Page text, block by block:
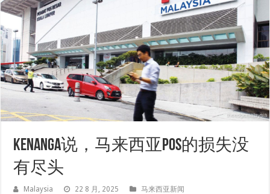
Kenanga说，马来西亚POS的损失没
有尽头
Malaysia 22 8 月, 2025
马来西亚新闻